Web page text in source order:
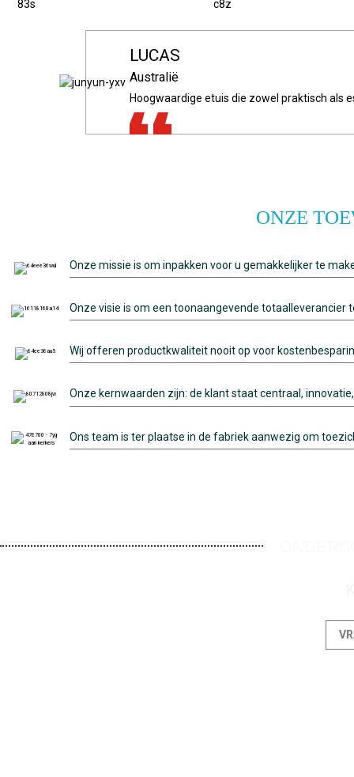
TAH DOHCHOR
Technisch manager
Amerika
Van het eerste adviesgesprek tot het
tot wereldwijde service: Goldenlaser biedt
JOHNSON
hert
We zijn zeer tevreden over jullie
EMMA
Duitsland
Onze klanten zijn enthousiast over de
JAMES SMITH
VK
Deze etuis zijn van uitstekende kwaliteit en
OLIVIA MÜLLER
Duitsland
Ik ben onder de indruk van de
LUCAS
Australië
Hoogwaardige etuis die zowel praktisch als
ONZE
Onze missie is om inpakken voor u gemakkelijker te
Onze visie is om een ​​toonaangevende
Wij offeren productkwaliteit nooit op voor
Onze kernwaarden zijn: de klant staat centraal,
Ons team is ter plaatse in de fabriek aanwezig om